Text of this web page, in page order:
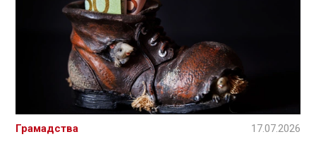
Грамадства 17.07.2026